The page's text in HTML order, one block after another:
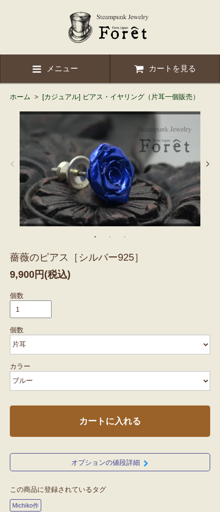
メニュー カートを見る
ホーム > [カジュアル] ピアス・イヤリング（片耳一個販売）
薔薇のピアス［シルバー925］
9,900円(税込)
個数
個数
カラー
カートに入れる
オプションの値段詳細
この商品に登録されているタグ
Michiko作